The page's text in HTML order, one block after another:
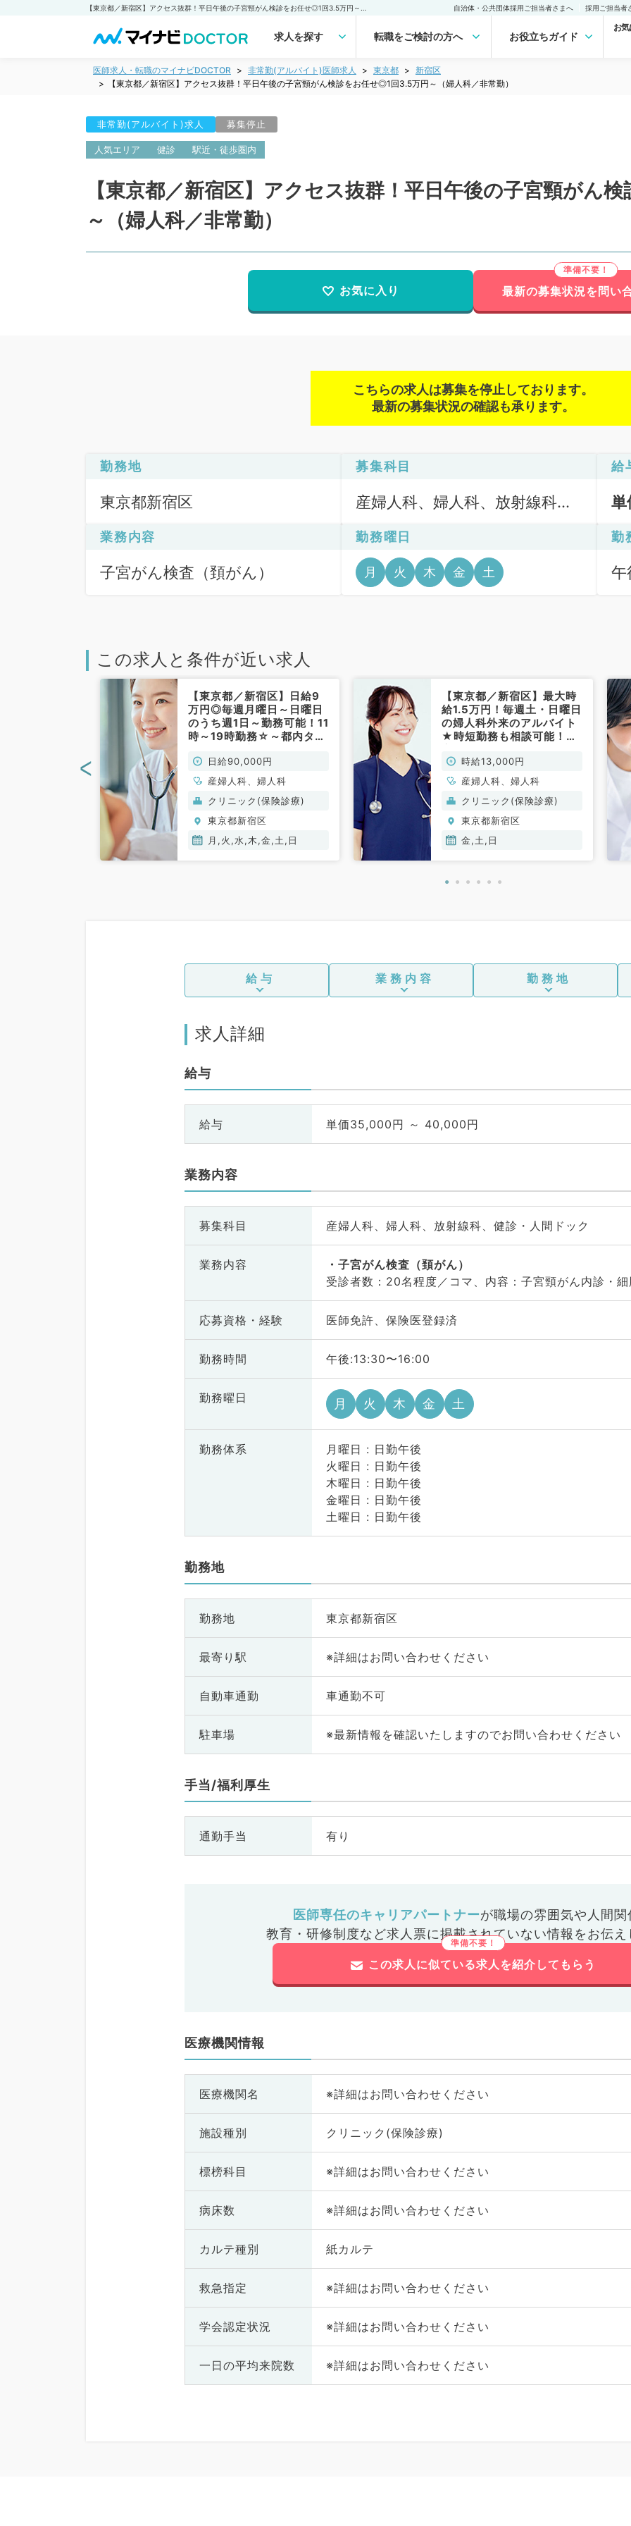
自治体・公共団体採用ご担当者さまへ 採用ご担当者
求人を探す 転職をご検討の方へ お役立ちガイド
お
医師求人・転職のマイナビDOCTOR 非常勤(アルバイト)医師求人 東京都
新宿区
【東京都／新宿区】アクセス抜群！平日午後の子宮頸がん検診をお任せ◎1回3.5万円～（婦人科／非常勤）
非常勤(アルバイト)求人 募集停止
人気エリア 健診 駅近・徒歩圏内
【東京都／新宿区】アクセス抜群！平日午後の子宮頸がん
～（婦人科／非常勤）
お気に入り 最新の募集状況を問い
こちらの求人は募集を停止しております。
最新の募集状況の確認も承ります。
勤務地
東京都新宿区
募集科目
産婦人科、婦人科、放射線科、
給
業務内容
子宮がん検査（頚がん）
勤務曜日
月 火 木 金 土
勤
午
この求人と条件が近い求人
【東京都／新宿区】日給9
万円◎毎週月曜日～日曜日
のうち週1日～勤務可能！11
時～19時勤務☆～都内ター
～（産婦人科、婦人科／非
常勤）
日給90,000円
産婦人科、婦人科
クリニック(保険診療)
東京都新宿区
月,火,水,木,金,土,日
【東京都／新宿区】最大時
給1.5万円！毎週土・日曜日
の婦人科外来のアルバイト
★時短勤務も相談可能！最
クリニック（婦人科、産婦
人科／非常勤）
時給13,000円
産婦人科、婦人科
クリニック(保険診療)
東京都新宿区
金,土,日
<
給与 業務内容 勤務地
求人詳細
給与
給与 単価35,000円 ～ 40,000円
業務内容
募集科目 産婦人科、婦人科、放射線科、健診・人間ドック
業務内容
子宮がん検査（頚がん）
受診者数：20名程度／コマ、内容：子宮頸がん内診・
応募資格・ 経験 医師免許、保険医登録済
勤務時間 午後:13:30〜16:00
勤務曜日 月 火 木 金 土
勤務体系
月曜日 : 日勤午後
火曜日 : 日勤午後
木曜日 : 日勤午後
金曜日 : 日勤午後
土曜日 : 日勤午後
勤務地
勤務地 東京都新宿区
最寄り駅 ※詳細はお問い合わせください
自動車通勤 車通勤不可
駐車場 ※最新情報を確認いたしますのでお問い合わせください
手当/福利厚生
通勤手当 有り
医師専任のキャリアパートナーが職場の雰囲気や人間関
教育・研修制度など求人票に掲載されていない情報をお伝え
この求人に似ている求人を紹介してもらう
医療機関情報
医療機関名 ※詳細はお問い合わせください
施設種別 クリニック(保険診療)
標榜科目 ※詳細はお問い合わせください
病床数 ※詳細はお問い合わせください
カルテ種別 紙カルテ
救急指定 ※詳細はお問い合わせください
学会認定状況 ※詳細はお問い合わせください
一日の平均来院数 ※詳細はお問い合わせください